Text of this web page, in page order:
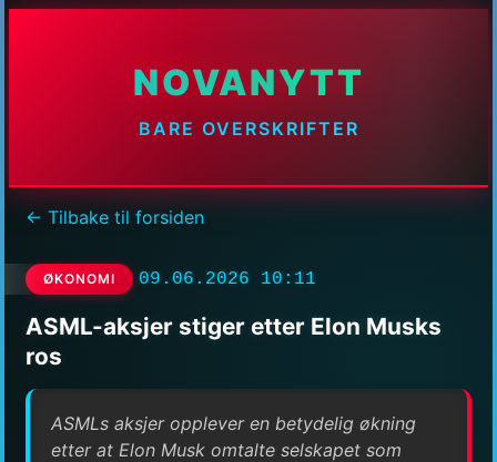
NOVANYTT
BARE OVERSKRIFTER
← Tilbake til forsiden
ØKONOMI 09.06.2026 10:11
ASML-aksjer stiger etter Elon Musks
ros
ASMLs aksjer opplever en betydelig økning
etter at Elon Musk omtalte selskapet som